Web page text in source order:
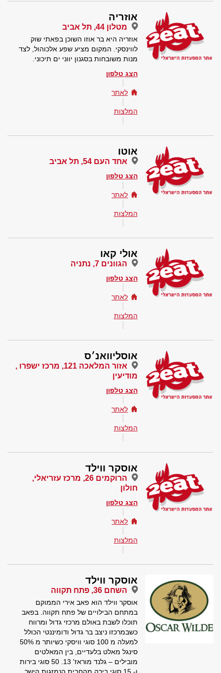
אוזריה
מטלון 44, תל אביב
אוזריה היא בר אוזו השוכן בפאתי שוק
לווינסקי. המקום מציע שפע אלכוהול, לצד
מנות משובחות בסגנון יווני ים תיכוני.
הצג טלפון
לאתר
המלצות
אוטו
אחד העם 54, תל אביב
הצג טלפון
לאתר
המלצות
אולי קאו
הגוונים 7, נתניה
הצג טלפון
לאתר
המלצות
אוסליוואנ׳ס
אזור המלאכה 121, מרכז ישפרו ,
מודיעין
הצג טלפון
לאתר
המלצות
אוסקר ווילד
הרוקמים 26, מרכז עזריאלי,
חולון
הצג טלפון
לאתר
המלצות
אוסקר ווילד
השחם 36, פתח תקווה
אוסקר ווילד הוא פאב אירי הממוקם
במתחם הבילויים של פתח תקווה. בפאב
תוכלו לשבת באולם מרכזי גדול ומרווח
כשבמרכזו ניצב בר גדול ודומיננטי הכולל
למעלה מ 100 סוגי וויסקי כשיותר מ 50%
סינגל מאלט בלעדיים, בין המאלטים
מובילים – גלנד מוראז' 13. 50 סוגי בירות